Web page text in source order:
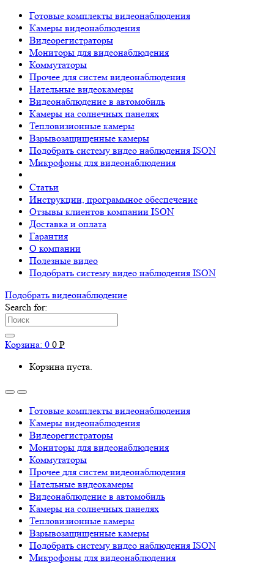
Готовые комплекты видеонаблюдения
Камеры видеонаблюдения
Видеорегистраторы
Мониторы для видеонаблюдения
Коммутаторы
Прочее для систем видеонаблюдения
Нательные видеокамеры
Видеонаблюдение в автомобиль
Камеры на солнечных панелях
Тепловизионные камеры
Взрывозащищенные камеры
Подобрать систему видео наблюдения ISON
Микрофоны для видеонаблюдения
Статьи
Инструкции, программное обеспечение
Отзывы клиентов компании ISON
Доставка и оплата
Гарантия
О компании
Полезные видео
Подобрать систему видео наблюдения ISON
Подобрать видеонаблюдениe
Search for:
Корзина: 0 0 Р
Корзина пуста.
Готовые комплекты видеонаблюдения
Камеры видеонаблюдения
Видеорегистраторы
Мониторы для видеонаблюдения
Коммутаторы
Прочее для систем видеонаблюдения
Нательные видеокамеры
Видеонаблюдение в автомобиль
Камеры на солнечных панелях
Тепловизионные камеры
Взрывозащищенные камеры
Подобрать систему видео наблюдения ISON
Микрофоны для видеонаблюдения